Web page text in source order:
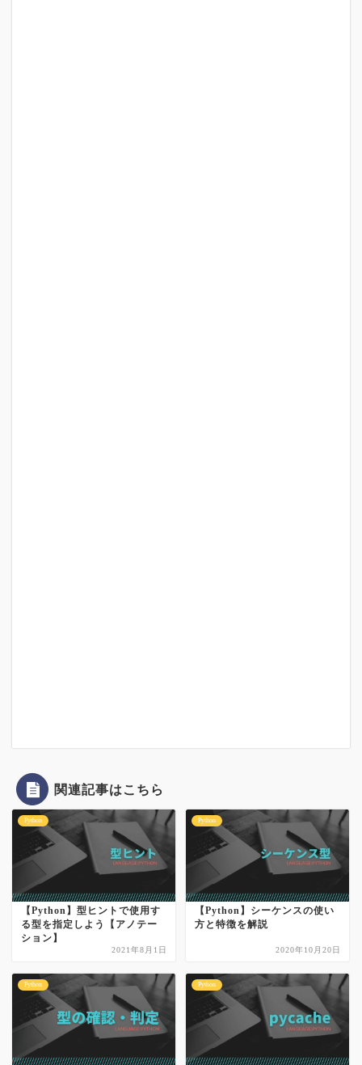
関連記事はこちら
Python
【Python】型ヒントで使用す
る型を指定しよう【アノテー
ション】
2021年8月1日
Python
【Python】シーケンスの使い
方と特徴を解説
2020年10月20日
Python Python